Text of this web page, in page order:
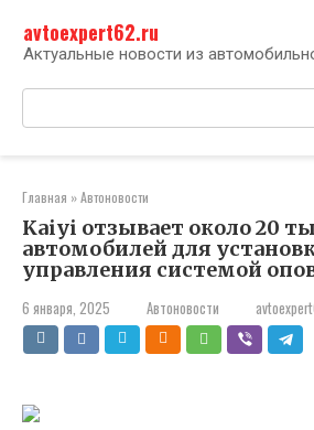
контенту
avtoexpert62.ru
Актуальные новости из
Поиск:
Главная »Автоновости
Kaiyi отзывает около 20
автомобилей для
управления системой
6 января, 2025 Автоновости